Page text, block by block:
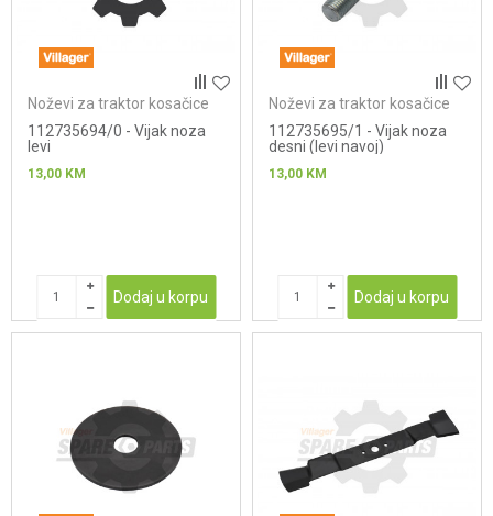
Noževi za traktor kosačice
112735694/0 - Vijak noza
levi
13,00 KM
Dodaj u korpu
Noževi za traktor kosačice
112735695/1 - Vijak noza
desni (levi navoj)
13,00 KM
Dodaj u korpu